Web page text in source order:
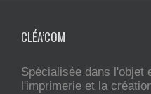
CLÉA’COM
Spécialisée dans l'objet
l'imprimerie et la